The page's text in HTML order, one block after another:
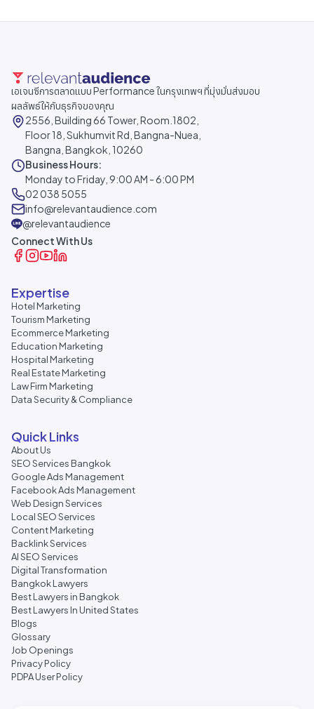
เอเจนซีการตลาดแบบ Performance ในกรุงเทพฯ ที่มุ่งมั่นส่งมอบ
ผลลัพธ์ให้กับธุรกิจของคุณ
2556, Building 66 Tower, Room.1802,
Floor 18, Sukhumvit Rd, Bangna-Nuea,
Bangna, Bangkok, 10260
Business Hours:
Monday to Friday, 9:00 AM - 6:00 PM
02 038 5055
info@relevantaudience.com
@relevantaudience
Connect With Us
Expertise
Hotel Marketing
Tourism Marketing
Ecommerce Marketing
Education Marketing
Hospital Marketing
Real Estate Marketing
Law Firm Marketing
Data Security & Compliance
Quick Links
About Us
SEO Services Bangkok
Google Ads Management
Facebook Ads Management
Web Design Services
Local SEO Services
Content Marketing
Backlink Services
AI SEO Services
Digital Transformation
Bangkok Lawyers
Best Lawyers in Bangkok
Best Lawyers In United States
Blogs
Glossary
Job Openings
Privacy Policy
PDPA User Policy